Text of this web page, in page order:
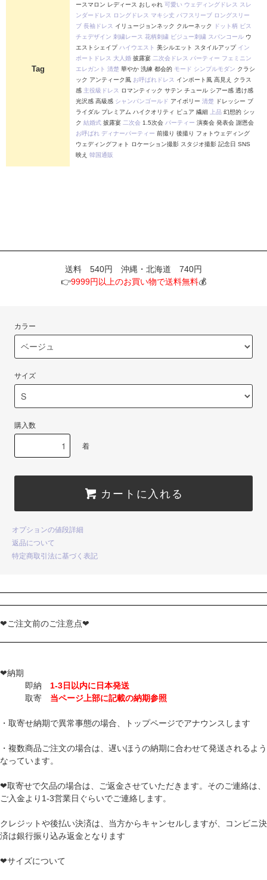
Tag
ースマロン レディース おしゃれ 可愛い ウェディングドレス
スレ
ンダードレス
ロングドレス マキシ丈 パフスリーブ ロングスリー
ブ 長袖ドレス イリュージョンネック クルーネック ドット柄 ビス
チェデザイン 刺繍レース 花柄刺繍 ビジュー刺繍 スパンコール ウ
エストシェイプ ハイウエスト 美シルエット スタイルアップ イン
ポートドレス 大人婚 披露宴 二次会ドレス パーティー フェミニン
エレガント 清楚 華やか 洗練 都会的 モード シンプルモダン クラシ
ック アンティーク風 お呼ばれドレス インポート風 高見え クラス
感 主役級ドレス
ロマンティック サテン チュール シアー感 透け感
光沢感 高級感 シャンパンゴールド アイボリー 清楚 ドレッシー ブ
ライダル プレミアム ハイクオリティ ピュア 繊細
上品 幻想的 シッ
ク 結婚式 披露宴 二次会 1.5次会 パーティー 演奏会 発表会 謝恩会
お呼ばれ ディナーパーティー 前撮り 後撮り フォトウェディング
ウェディングフォト ロケーション撮影 スタジオ撮影 記念日 SNS
映え 韓国通販
送料 540円 沖縄・北海道 740円
👉9999円以上のお買い物で送料無料💰
カラー
サイズ
購入数
着
カートに入れる
オプションの値段詳細
返品について
特定商取引法に基づく表記
❤ご注文前のご注意点❤
❤納期
即納 1-3日以内に日本発送
取寄 当ページ上部に記載の納期参照
・取寄せ納期で異常事態の場合、トップページでアナウンスします
・複数商品ご注文の場合は、遅いほうの納期に合わせて発送されるよう
なっています。
❤取寄せで欠品の場合は、ご返金させていただきます。そのご連絡は、
ご入金より1-3営業日ぐらいでご連絡します。
クレジットや後払い決済は、当方からキャンセルしますが、コンビニ決
済は銀行振り込み返金となります
❤サイズについて